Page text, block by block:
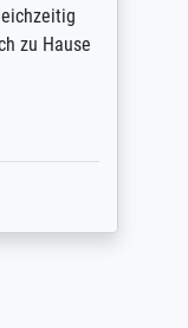
zu Hause